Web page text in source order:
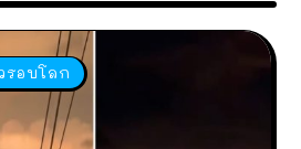
รอบโลก